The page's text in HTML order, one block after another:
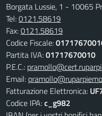
Borgata Lussie, 1 - 10065
Tel:0121.58619
Fax:0121.58619
Codice Fiscale:
Partita IVA:01717670010
P.E.C.:
Email:
Fatturazione Elettronica:
Codice IPA:c_g982